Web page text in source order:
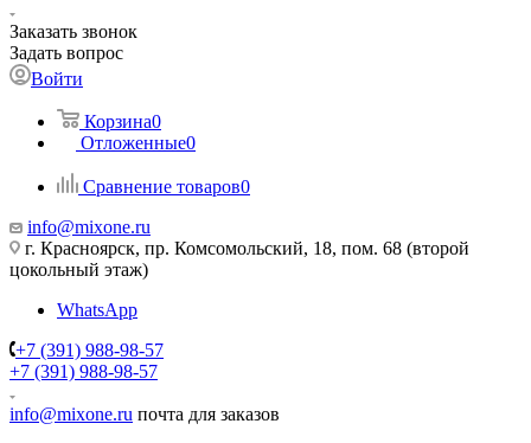
Заказать звонок
Задать вопрос
Войти
Корзина0
Отложенные0
Сравнение товаров0
info@mixone.ru
г. Красноярск, пр. Комсомольский, 18, пом. 68 (второй
цокольный этаж)
WhatsApp
+7 (391) 988-98-57
+7 (391) 988-98-57
info@mixone.ru почта для заказов